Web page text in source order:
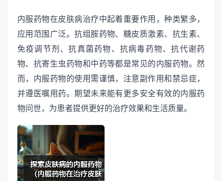
内服药物在皮肤病治疗中起着重要作用，种类繁多，
应用范围广泛。抗组胺药物、糖皮质激素、抗生素、
免疫调节剂、抗真菌药物、抗病毒药物、抗代谢药
物、抗寄生虫药物和中药等都是常见的内服药物。然
而，内服药物的使用需谨慎，注意副作用和禁忌症，
并遵医嘱用药。期望未来能有更多安全有效的内服药
物问世，为患者提供更好的治疗效果和生活质量。